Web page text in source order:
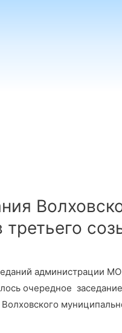
третьего
администрации
очередное